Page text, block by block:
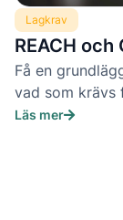
Lagkrav
REACH
Få en
vad som krävs
Läs mer